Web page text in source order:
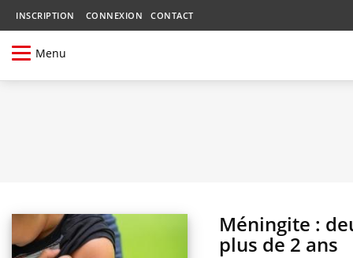
INSCRIPTION CONNEXION CONTACT
Menu
Méningite :
plus de 2 ans